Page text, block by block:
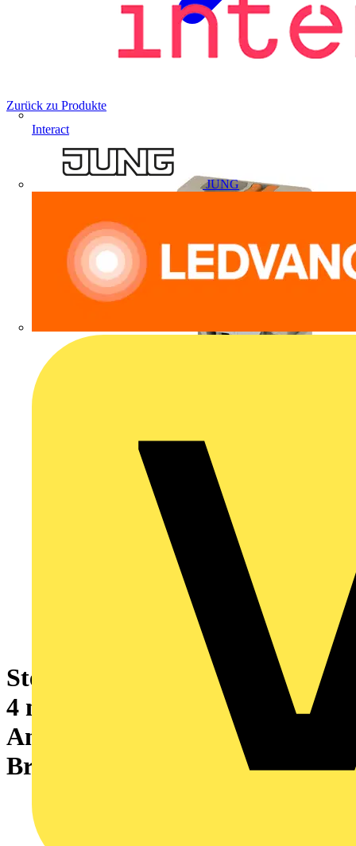
Interact
JUNG
Zurück zu Produkte
Stecker (Klemmen), PUSH IN,
4 mm², 32 A, 800 V, Anzahl
Anschlüsse: 1, Polzahl: 1,
Breite: 6.1 mm